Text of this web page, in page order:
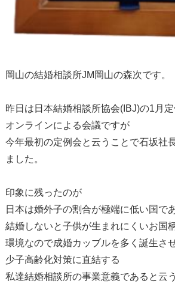
岡山の結婚相談所JM 岡山の森次です。
昨日は日本結婚相談所協会(IBJ)の1 月
オンラインによる会議ですが
今年最初の定例会と云うことで石坂社
ました。
印象に残ったのが
日本は婚外子の割合が極端に低い国で
結婚しないと子供が生まれにくいお国
環境なので成婚カッブルを多く誕生さ
少子高齢化対策に直結する
私達結婚相談所の事業意義であると云